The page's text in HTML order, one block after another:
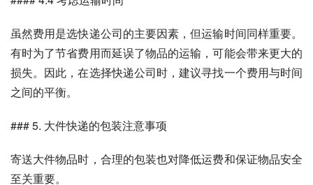
虽然费用是选快递公司的主要因素，但运输时间同样重要。
有时为了节省费用而延误了物品的运输，可能会带来更大的
损失。因此，在选择快递公司时，建议寻找一个费用与时间
之间的平衡。
### 5. 大件快递的包装注意事项
寄送大件物品时，合理的包装也对降低运费和保证物品安全
至关重要。